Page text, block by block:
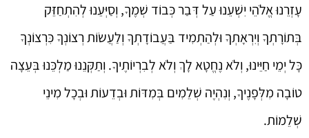
עָזְרֵנוּ אֱלֹהֵי יִשְׁעֵנוּ עַל דְּבַר כְּבוֹד שְׁמֶךָ, וְסַיְּעֵנוּ לְהִתְחַזֵּק
בְּתוֹרָתְךָ וְיִרְאָתְךָ וּלְהַתְמִיד בַּעֲבוֹדָתְךָ וְלַעֲשׂוֹת רְצוֹנְךָ כִּרְצוֹנְךָ
כָּל יְמֵי חַיֵּינוּ, וְלֹא נֶחֱטָא לָךְ וְלֹא לְבִרְיוֹתֶיךָ. וְתַקְּנֵנוּ מַלְכֵּנוּ בְּעֵצָה
טוֹבָה מִלְּפָנֶיךָ, וְנִהְיֶה שְׁלֵמִים בְּמִדּוֹת וּבְדֵעוֹת וּבְכָל מִינֵי
שְׁלֵמוֹת.